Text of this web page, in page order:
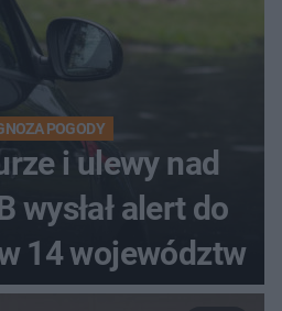
POGODY
i ulewy nad
wysłał alert do
14 województw